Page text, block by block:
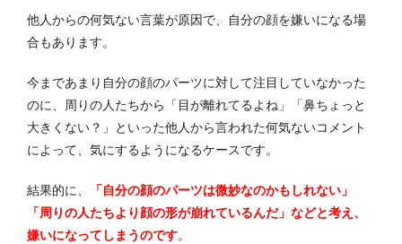
他人からの何気ない言葉が原因で、自分の顔を嫌いになる場
合もあります。
今まであまり自分の顔のパーツに対して注目していなかった
のに、周りの人たちから「目が離れてるよね」「鼻ちょっと
大きくない？」といった他人から言われた何気ないコメント
によって、気にするようになるケースです。
結果的に、
「自分の顔のパーツは微妙なのかもしれない」
「周りの人たちより顔の形が崩れているんだ」などと考え、
嫌いになってしまうのです。